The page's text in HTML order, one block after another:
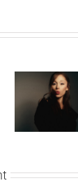
Ariana Grande